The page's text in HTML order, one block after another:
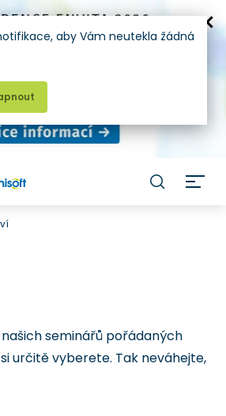
seminářů pořádaných
určitě vyberete. Tak neváhejte,
aby Vám neutekla žádná